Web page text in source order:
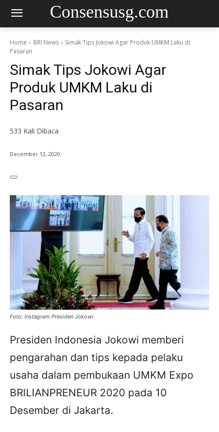
Consensusg.com
Home BRI News
Simak Tips Jokowi Agar Produk UMKM Laku di
Pasaran
Simak Tips Jokowi Agar
Produk UMKM Laku di
Pasaran
533 Kali Dibaca
December 12, 2020
Foto: Instagram Presiden Jokowi
Presiden Indonesia Jokowi memberi
pengarahan dan tips kepada pelaku
usaha dalam pembukaan UMKM Expo
BRILIANPRENEUR 2020 pada 10
Desember di Jakarta.